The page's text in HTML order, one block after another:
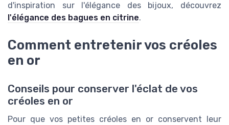
d'inspiration sur l'élégance des bijoux, découvrez
l'élégance des bagues en citrine.
Comment entretenir vos créoles
en or
Conseils pour conserver l'éclat de vos
créoles en or
Pour que vos petites créoles en or conservent leur